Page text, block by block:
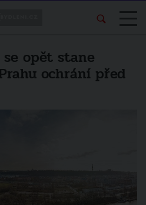
opět stane
ochrání před